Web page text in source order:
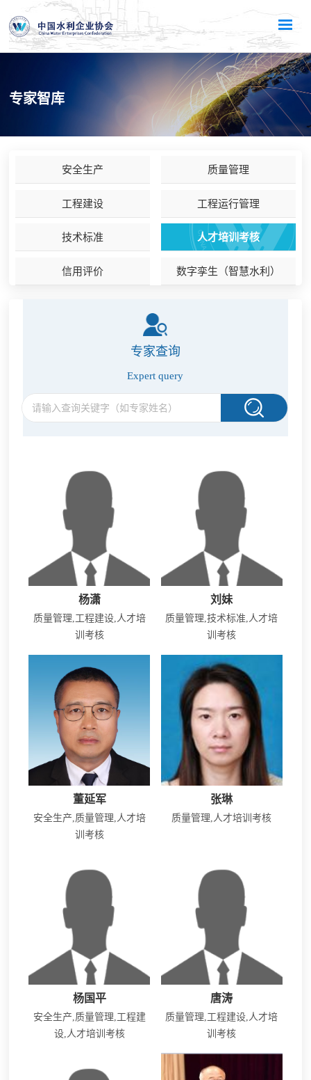
专家智库
安全生产 质量管理
工程建设 工程运行管理
技术标准 人才培训考核
信用评价 数字孪生（智慧水利）
专家查询
Expert query
杨潇
质量管理,工程建设,人才培
训考核
刘妹
质量管理,技术标准,人才培
训考核
董延军
安全生产,质量管理,人才培
训考核
张琳
质量管理,人才培训考核
杨国平
安全生产,质量管理,工程建
设,人才培训考核
唐涛
质量管理,工程建设,人才培
训考核